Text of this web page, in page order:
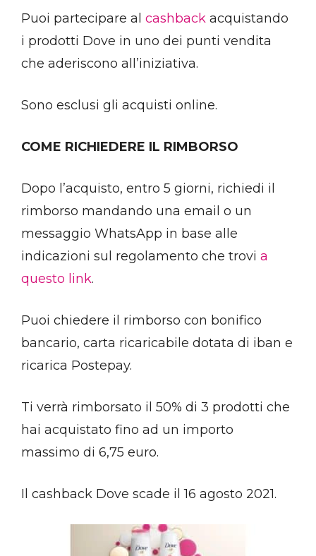
Puoi partecipare al cashback acquistando
i prodotti Dove in uno dei punti vendita
che aderiscono all’iniziativa.
Sono esclusi gli acquisti online.
COME RICHIEDERE IL RIMBORSO
Dopo l’acquisto, entro 5 giorni, richiedi il
rimborso mandando una email o un
messaggio WhatsApp in base alle
indicazioni sul regolamento che trovi a
questo link.
Puoi chiedere il rimborso con bonifico
bancario, carta ricaricabile dotata di iban e
ricarica Postepay.
Ti verrà rimborsato il 50% di 3 prodotti che
hai acquistato fino ad un importo
massimo di 6,75 euro.
Il cashback Dove scade il 16 agosto 2021.